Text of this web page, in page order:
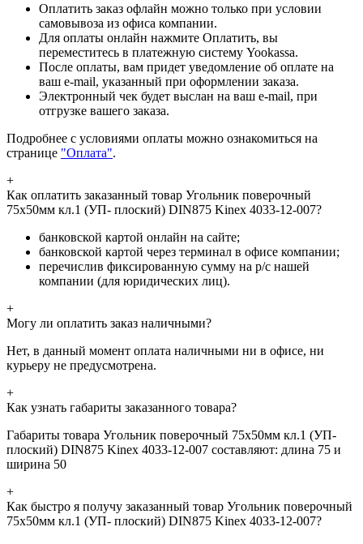
Оплатить заказ офлайн можно только при условии
самовывоза из офиса компании.
Для оплаты онлайн нажмите Оплатить, вы
переместитесь в платежную систему Yookassa.
После оплаты, вам придет уведомление об оплате на
ваш e-mail, указанный при оформлении заказа.
Электронный чек будет выслан на ваш e-mail, при
отгрузке вашего заказа.
Подробнее с условиями оплаты можно ознакомиться на
странице "Оплата".
+
Как оплатить заказанный товар Угольник поверочный
75х50мм кл.1 (УП- плоский) DIN875 Kinex 4033-12-007?
банковской картой онлайн на сайте;
банковской картой через терминал в офисе компании;
перечислив фиксированную сумму на р/с нашей
компании (для юридических лиц).
+
Могу ли оплатить заказ наличными?
Нет, в данный момент оплата наличными ни в офисе, ни
курьеру не предусмотрена.
+
Как узнать габариты заказанного товара?
Габариты товара Угольник поверочный 75х50мм кл.1 (УП-
плоский) DIN875 Kinex 4033-12-007 составляют: длина 75 и
ширина 50
+
Как быстро я получу заказанный товар Угольник поверочный
75х50мм кл.1 (УП- плоский) DIN875 Kinex 4033-12-007?